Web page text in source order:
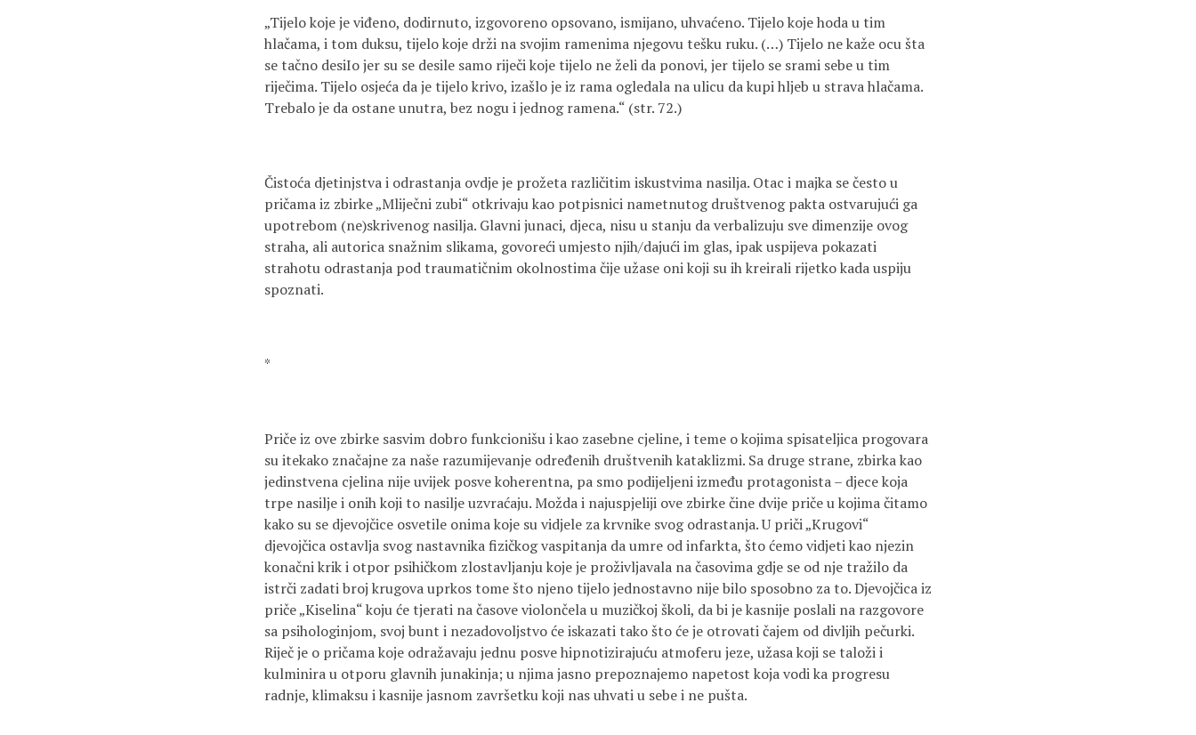
„Tijelo koje je viđeno, dodirnuto, izgovoreno opsovano, ismijano, uhvaćeno. Tijelo koje hoda u tim
hlačama, i tom duksu, tijelo koje drži na svojim ramenima njegovu tešku ruku. (…) Tijelo ne kaže ocu šta
se tačno desiIo jer su se desile samo riječi koje tijelo ne želi da ponovi, jer tijelo se srami sebe u tim
riječima. Tijelo osjeća da je tijelo krivo, izašlo je iz rama ogledala na ulicu da kupi hljeb u strava hlačama.
Trebalo je da ostane unutra, bez nogu i jednog ramena.“ (str. 72.)
Čistoća djetinjstva i odrastanja ovdje je prožeta različitim iskustvima nasilja. Otac i majka se često u
pričama iz zbirke „Mliječni zubi“ otkrivaju kao potpisnici nametnutog društvenog pakta ostvarujući ga
upotrebom (ne)skrivenog nasilja. Glavni junaci, djeca, nisu u stanju da verbalizuju sve dimenzije ovog
straha, ali autorica snažnim slikama, govoreći umjesto njih/dajući im glas, ipak uspijeva pokazati
strahotu odrastanja pod traumatičnim okolnostima čije užase oni koji su ih kreirali rijetko kada uspiju
spoznati.
*
Priče iz ove zbirke sasvim dobro funkcionišu i kao zasebne cjeline, i teme o kojima spisateljica progovara
su itekako značajne za naše razumijevanje određenih društvenih kataklizmi. Sa druge strane, zbirka kao
jedinstvena cjelina nije uvijek posve koherentna, pa smo podijeljeni između protagonista – djece koja
trpe nasilje i onih koji to nasilje uzvraćaju. Možda i najuspjeliji ove zbirke čine dvije priče u kojima čitamo
kako su se djevojčice osvetile onima koje su vidjele za krvnike svog odrastanja. U priči „Krugovi“
djevojčica ostavlja svog nastavnika fizičkog vaspitanja da umre od infarkta, što ćemo vidjeti kao njezin
konačni krik i otpor psihičkom zlostavljanju koje je proživljavala na časovima gdje se od nje tražilo da
istrči zadati broj krugova uprkos tome što njeno tijelo jednostavno nije bilo sposobno za to. Djevojčica iz
priče „Kiselina“ koju će tjerati na časove violončela u muzičkoj školi, da bi je kasnije poslali na razgovore
sa psihologinjom, svoj bunt i nezadovoljstvo će iskazati tako što će je otrovati čajem od divljih pečurki.
Riječ je o pričama koje odražavaju jednu posve hipnotizirajuću atmoferu jeze, užasa koji se taloži i
kulminira u otporu glavnih junakinja; u njima jasno prepoznajemo napetost koja vodi ka progresu
radnje, klimaksu i kasnije jasnom završetku koji nas uhvati u sebe i ne pušta.